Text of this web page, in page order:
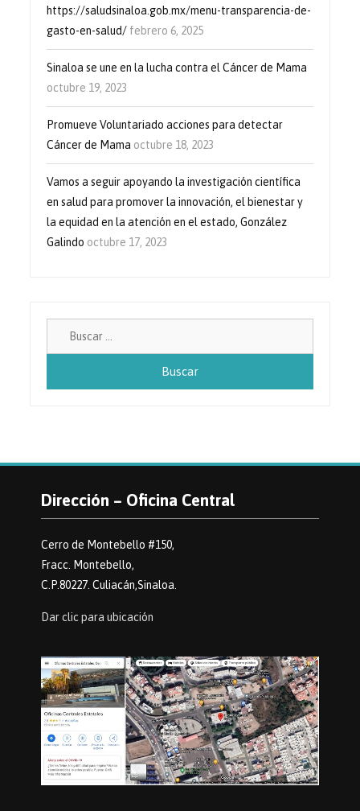
https://saludsinaloa.gob.mx/menu-transparencia-de-
gasto-en-salud/ febrero 6, 2025
Sinaloa se une en la lucha contra el Cáncer de Mama
octubre 19, 2023
Promueve Voluntariado acciones para detectar
Cáncer de Mama octubre 18, 2023
Vamos a seguir apoyando la investigación científica
en salud para promover la innovación, el bienestar y
la equidad en la atención en el estado, González
Galindo octubre 17, 2023
Dirección – Oficina Central
Cerro de Montebello #150,
Fracc. Montebello,
C.P.80227. Culiacán,Sinaloa.
Dar clic para ubicación